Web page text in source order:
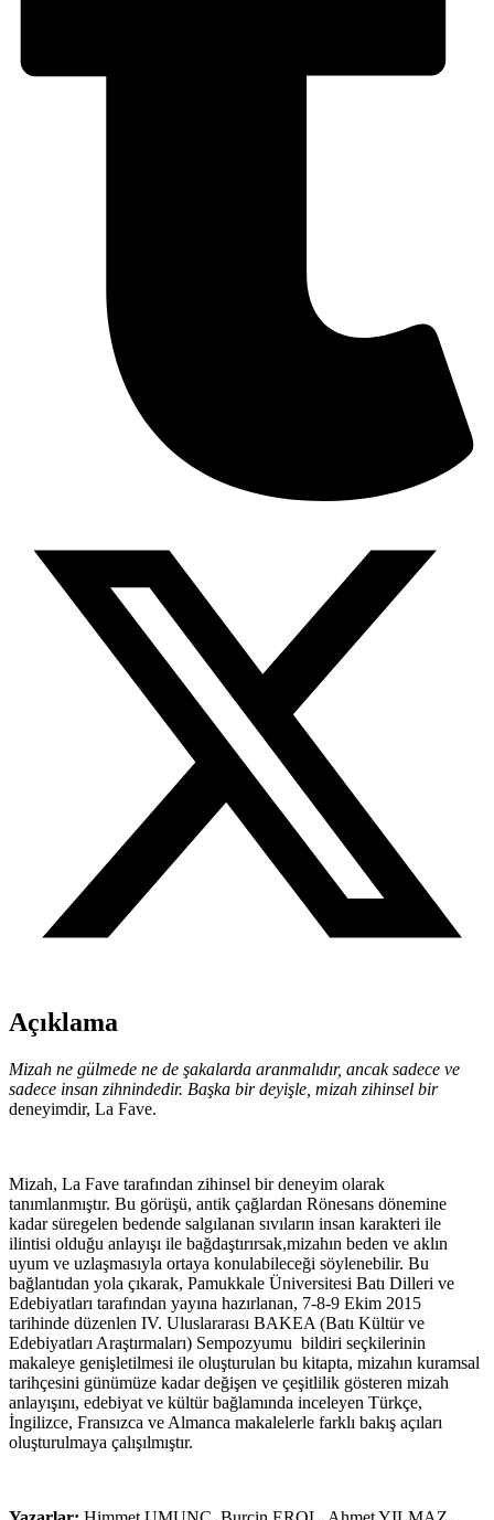
Açıklama
Mizah ne gülmede ne de şakalarda aranmalıdır, ancak sadece ve
sadece insan zihnindedir. Başka bir deyişle, mizah zihinsel bir
deneyimdir, La Fave.
Mizah, La Fave tarafından zihinsel bir deneyim olarak
tanımlanmıştır. Bu görüşü, antik çağlardan Rönesans dönemine
kadar süregelen bedende salgılanan sıvıların insan karakteri ile
ilintisi olduğu anlayışı ile bağdaştırırsak,mizahın beden ve aklın
uyum ve uzlaşmasıyla ortaya konulabileceği söylenebilir. Bu
bağlantıdan yola çıkarak, Pamukkale Üniversitesi Batı Dilleri ve
Edebiyatları tarafından yayına hazırlanan, 7-8-9 Ekim 2015
tarihinde düzenlen IV. Uluslararası BAKEA (Batı Kültür ve
Edebiyatları Araştırmaları) Sempozyumu bildiri seçkilerinin
makaleye genişletilmesi ile oluşturulan bu kitapta, mizahın kuramsal
tarihçesini günümüze kadar değişen ve çeşitlilik gösteren mizah
anlayışını, edebiyat ve kültür bağlamında inceleyen Türkçe,
İngilizce, Fransızca ve Almanca makalelerle farklı bakış açıları
oluşturulmaya çalışılmıştır.